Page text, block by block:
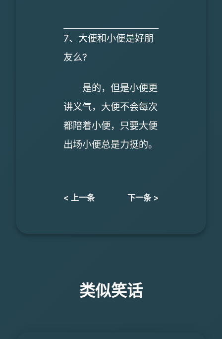
7、大便和小便是好朋
友么?
是的，但是小便更
讲义气，大便不会每次
都陪着小便，只要大便
出场小便总是力挺的。
< 上一条 下一条 >
类似笑话